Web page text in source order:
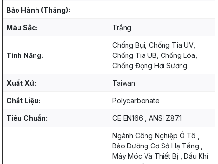
Bảo Hành (Tháng):
Màu Sắc: Trắng
Tính Năng:
Chống Bụi, Chống Tia UV,
Chống Tia UB, Chống Lóa,
Chống Đọng Hơi Sương
Xuất Xứ: Taiwan
Chất Liệu: Polycarbonate
Tiêu Chuẩn: CE EN166 , ANSI Z87.1
Ngành Công Nghiệp Ô Tô ,
Bảo Dưỡng Cơ Sở Hạ Tầng ,
Máy Móc Và Thiết Bị , Dầu Khí